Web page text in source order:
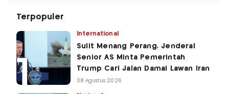
Terpopuler
International
Sulit Menang Perang, Jenderal
Senior AS Minta Pemerintah
Trump Cari Jalan Damai Lawan Iran
08 Agustus 2026